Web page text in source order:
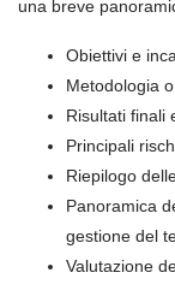
una breve
Obiettivi e
Metodologia
Risultati finali
Principali
Riepilogo
Panoramica
gestione del
Valutazione